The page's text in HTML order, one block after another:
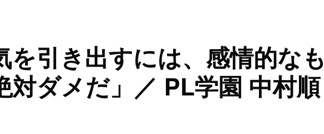
を引き出すには、感情的なも
対ダメだ」／ PL学園 中村順